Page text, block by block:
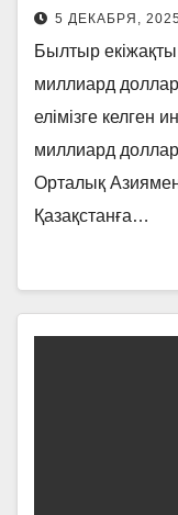
5 ДЕКАБРЯ, 2025
Былтыр
миллиард
елімізге келген
миллиард
Орталық
Қазақстанға…